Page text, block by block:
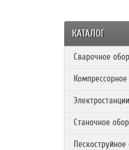
КАТАЛОГ
Сварочное
Электростанции
Станочное